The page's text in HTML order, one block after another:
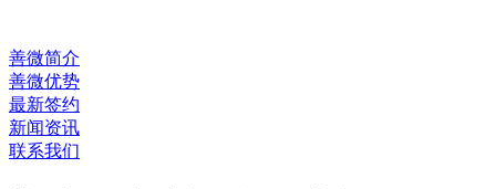
善微简介
善微优势
最新签约
新闻资讯
联系我们